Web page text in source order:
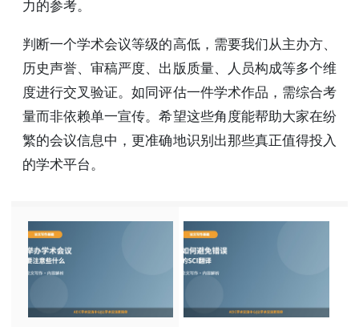
力的参考。
判断一个学术会议等级的高低，需要我们从主办方、
历史声誉、审稿严度、出版质量、人员构成等多个维
度进行交叉验证。如同评估一件学术作品，需综合考
量而非依赖单一宣传。希望这些角度能帮助大家在纷
繁的会议信息中，更准确地识别出那些真正值得投入
的学术平台。